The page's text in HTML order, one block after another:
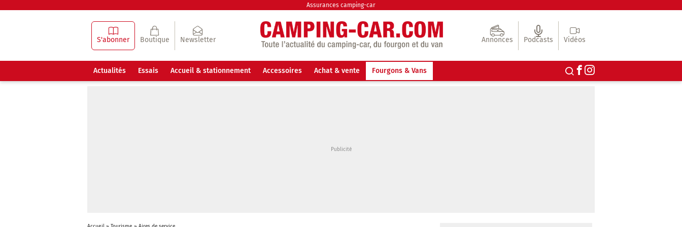
Assurances camping-car
S'abonner Boutique Newsletter Annonces Podcasts Vidéos
Actualités Essais Accueil & stationnement Accessoires Achat & vente Fourgons & Vans